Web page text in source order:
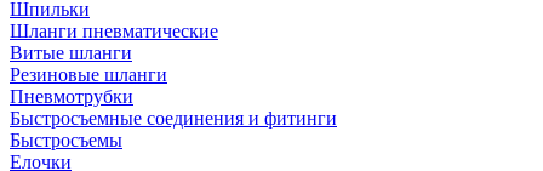
Шпильки
Шланги пневматические
Витые шланги
Резиновые шланги
Пневмотрубки
Быстросъемные соединения и фитинги
Быстросъемы
Елочки